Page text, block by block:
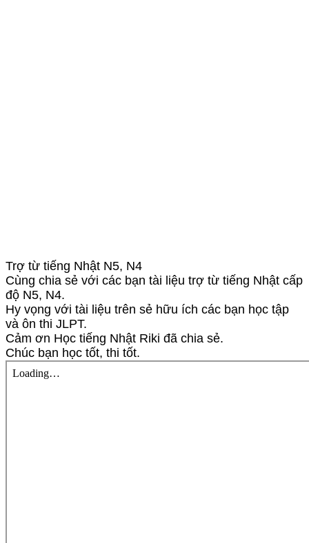
Trợ từ tiếng Nhật N5, N4
Cùng chia sẻ với các bạn tài liệu trợ từ tiếng Nhật cấp
độ N5, N4.
Hy vọng với tài liệu trên sẻ hữu ích các bạn học tập
và ôn thi JLPT.
Cảm ơn Học tiếng Nhật Riki đã chia sẻ.
Chúc bạn học tốt, thi tốt.